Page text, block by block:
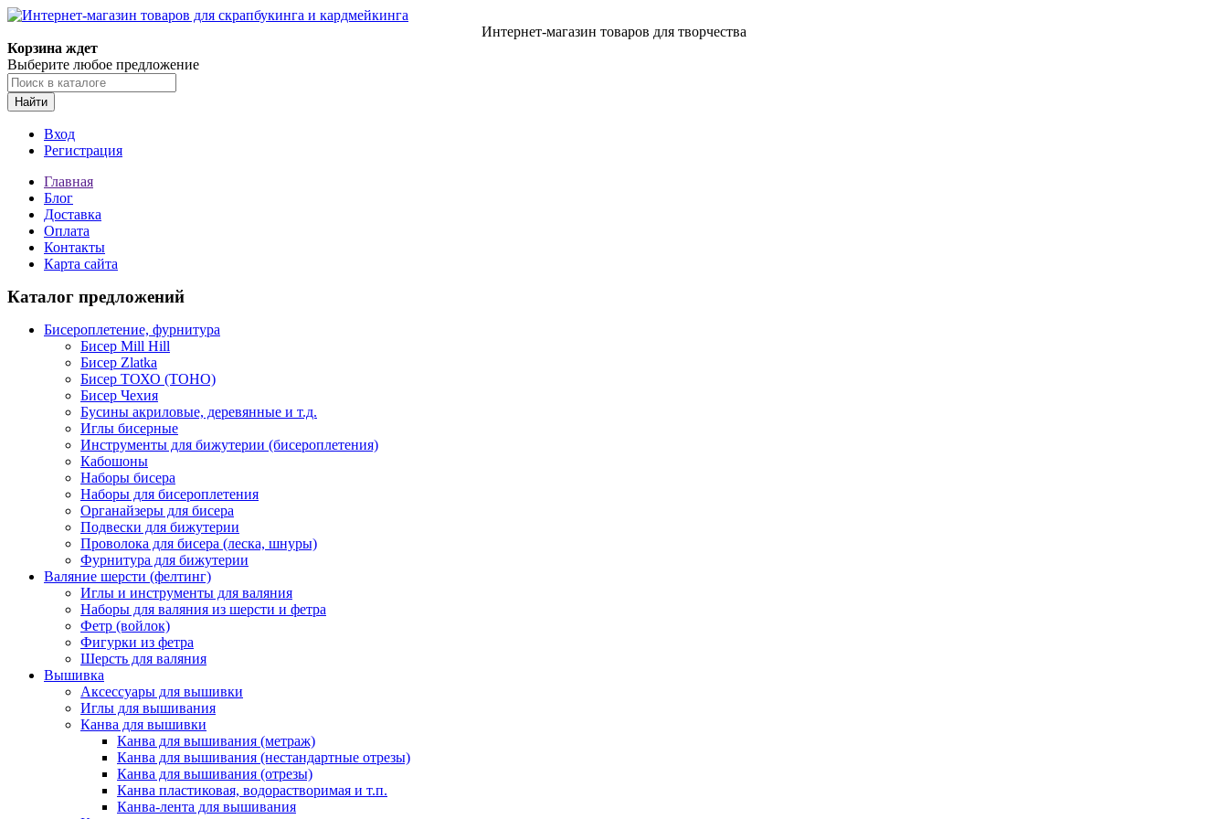
Интернет-магазин товаров для творчества
Корзина ждет
Выберите любое предложение
Найти
Вход
Регистрация
Главная
Блог
Доставка
Оплата
Контакты
Карта сайта
Каталог предложений
Бисероплетение, фурнитура
Бисер Mill Hill
Бисер Zlatka
Бисер ТОХО (TOHO)
Бисер Чехия
Бусины акриловые, деревянные и т.д.
Иглы бисерные
Инструменты для бижутерии (бисероплетения)
Кабошоны
Наборы бисера
Наборы для бисероплетения
Органайзеры для бисера
Подвески для бижутерии
Проволока для бисера (леска, шнуры)
Фурнитура для бижутерии
Валяние шерсти (фелтинг)
Иглы и инструменты для валяния
Наборы для валяния из шерсти и фетра
Фетр (войлок)
Фигурки из фетра
Шерсть для валяния
Вышивка
Аксессуары для вышивки
Иглы для вышивания
Канва для вышивки
Канва для вышивания (метраж)
Канва для вышивания (нестандартные отрезы)
Канва для вышивания (отрезы)
Канва пластиковая, водорастворимая и т.п.
Канва-лента для вышивания